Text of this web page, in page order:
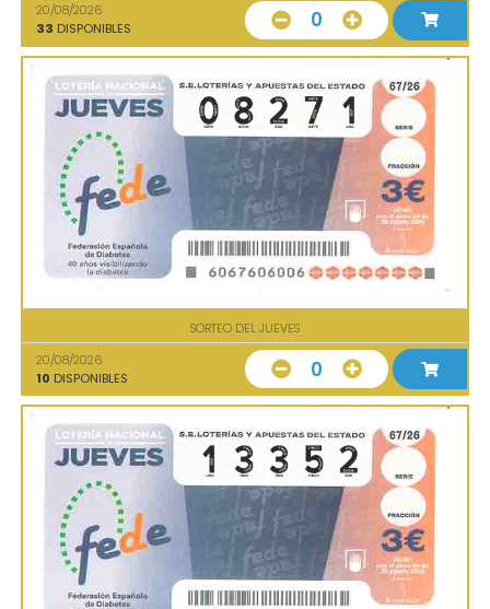
20/08/2026
33 DISPONIBLES 0
SORTEO DEL JUEVES
20/08/2026
10 DISPONIBLES 0